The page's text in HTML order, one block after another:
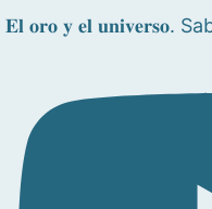
𝐄𝐥 𝐨𝐫𝐨 𝐲 𝐞𝐥 𝐮𝐧𝐢𝐯𝐞𝐫𝐬𝐨.